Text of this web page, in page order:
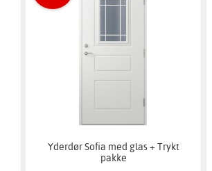
Yderdør Sofia med glas + Trykt
pakke